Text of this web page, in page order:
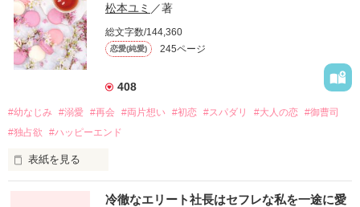
松本ユミ ／著
総文字数/144,360
恋愛(純愛) 245ページ
408
#幼なじみ #溺愛 #再会 #両片想い #初恋 #スパダリ #大人の恋 #御曹司
#独占欲
#ハッピーエンド
表紙を見る
冷徹なエリート社長はセフレな私を一途に愛